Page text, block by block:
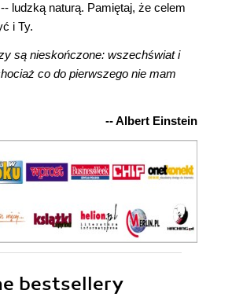
ludzką naturą. Pamiętaj, że celem
i Ty.
są nieskończone: wszechświat i
co do pierwszego nie mam
-- Albert Einstein
bestsellery